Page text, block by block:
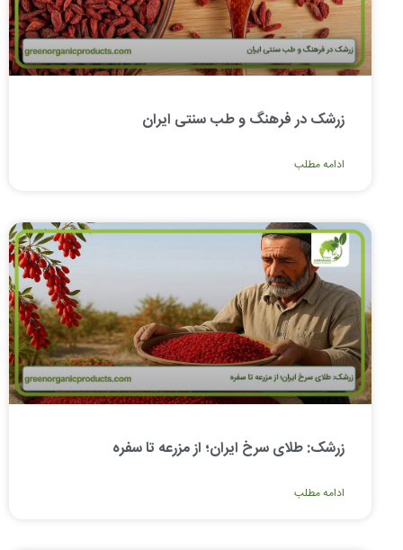
زرشک در فرهنگ و طب سنتی ایران
ادامه مطلب
زرشک: طلای سرخ ایران؛ از مزرعه تا سفره
ادامه مطلب